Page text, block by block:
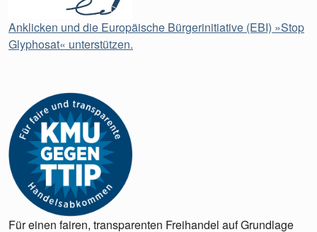
Anklicken und die Europäische Bürgerinitiative (EBI) »Stop
Glyphosat« unterstützen.
Für einen fairen, transparenten Freihandel auf Grundlage